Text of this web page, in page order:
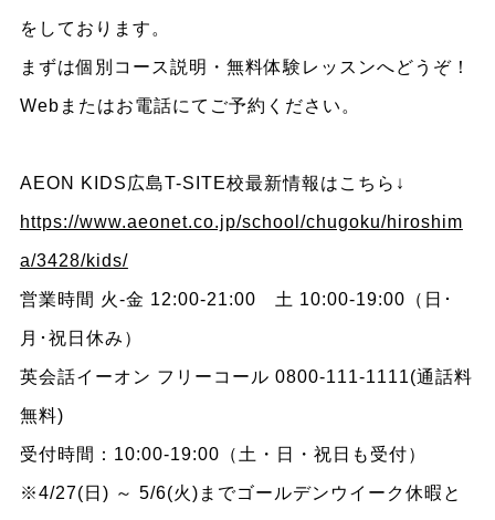
をしております。
まずは個別コース説明・無料体験レッスンへどうぞ！
Webまたはお電話にてご予約ください。
AEON KIDS広島T-SITE校最新情報はこちら↓
https://www.aeonet.co.jp/school/chugoku/hiroshim
a/3428/kids/
営業時間 火-金 12:00-21:00 土 10:00-19:00（日･
月･祝日休み）
英会話イーオン フリーコール 0800-111-1111(通話料
無料)
受付時間：10:00-19:00（土・日・祝日も受付）
※4/27(日) ～ 5/6(火)までゴールデンウイーク休暇と